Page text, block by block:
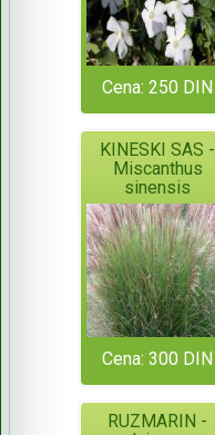
Cena: 250 DIN
KINESKI SAS -
Miscanthus
sinensis
Cena: 300 DIN
RUZMARIN -